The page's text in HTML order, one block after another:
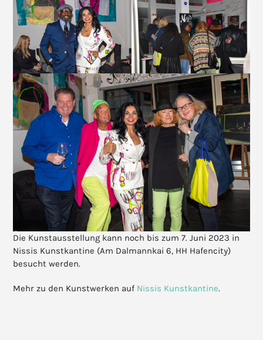
Die Kunstausstellung kann noch bis zum 7. Juni 2023 in
Nissis Kunstkantine (Am Dalmannkai 6, HH Hafencity)
besucht werden.
Mehr zu den Kunstwerken auf Nissis Kunstkantine.